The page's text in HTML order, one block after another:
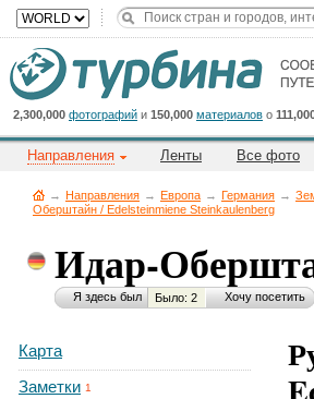
2,300,000 фотографий и 150,000 материалов о
Направления Ленты Все фото
→ Направления → Европа → Германия →
Оберштайн / Edelsteinmiene Steinkaulenberg
Идар-
Я здесь был Было: 2 Хочу посетить
Карта
Заметки 1
Cейчас
на
сайте:
Title
Button